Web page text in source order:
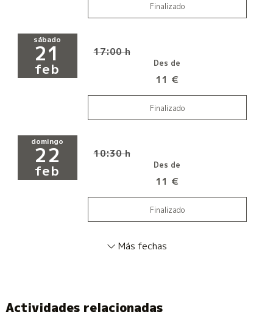
Finalizado
sábado
21
feb
17:00 h
Des de
11 €
Finalizado
domingo
22
feb
10:30 h
Des de
11 €
Finalizado
Más fechas
Actividades relacionadas